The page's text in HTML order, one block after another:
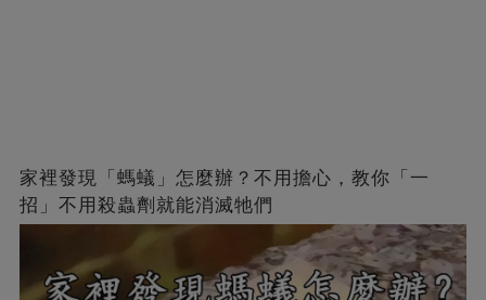
家裡發現「螞蟻」怎麼辦？不用擔心，教你「一
招」不用殺蟲劑就能消滅牠們